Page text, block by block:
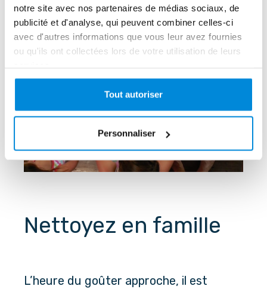
notre site avec nos partenaires de médias sociaux, de
publicité et d'analyse, qui peuvent combiner celles-ci
avec d'autres informations que vous leur avez fournies
ou qu'ils ont collectées lors de votre utilisation de leurs
Tout autoriser
Personnaliser
Nettoyez en famille
L’heure du goûter approche, il est